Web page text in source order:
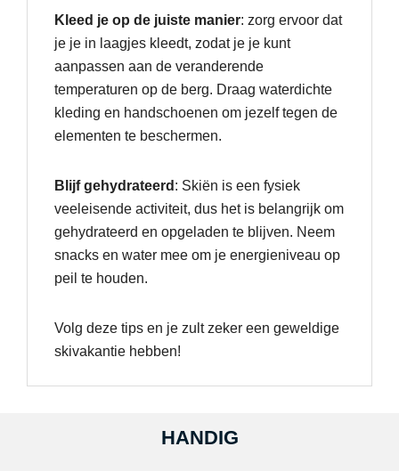
Kleed je op de juiste manier: zorg ervoor dat
je je in laagjes kleedt, zodat je je kunt
aanpassen aan de veranderende
temperaturen op de berg. Draag waterdichte
kleding en handschoenen om jezelf tegen de
elementen te beschermen.
Blijf gehydrateerd : Skiën is een fysiek
veeleisende activiteit, dus het is belangrijk om
gehydrateerd en opgeladen te blijven. Neem
snacks en water mee om je energieniveau op
peil te houden.
Volg deze tips en je zult zeker een geweldige
skivakantie hebben!
HANDIG